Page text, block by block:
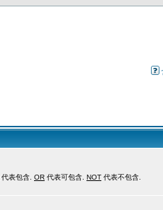
代表包含. OR 代表可包含. NOT 代表不包含.